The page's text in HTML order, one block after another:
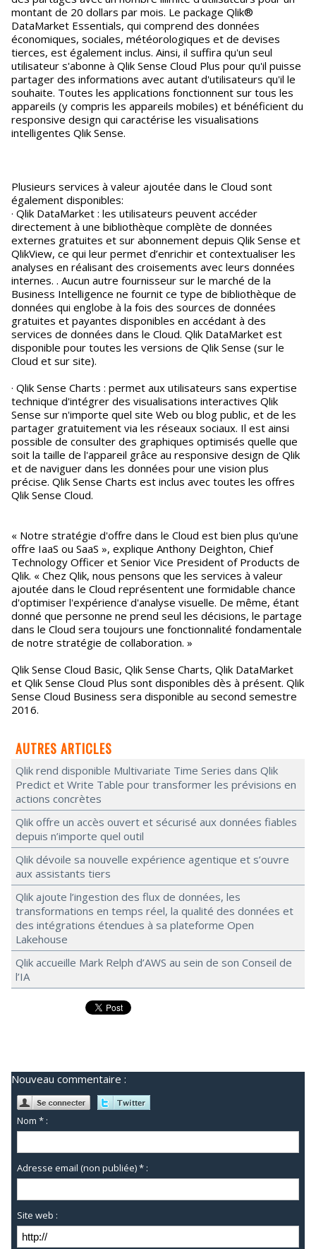
montant de 20 dollars par mois. Le package Qlik®
DataMarket Essentials, qui comprend des données
économiques, sociales, météorologiques et de devises
tierces, est également inclus. Ainsi, il suffira qu'un seul
utilisateur s'abonne à Qlik Sense Cloud Plus pour qu'il puisse
partager des informations avec autant d'utilisateurs qu'il le
souhaite. Toutes les applications fonctionnent sur tous les
appareils (y compris les appareils mobiles) et bénéficient du
responsive design qui caractérise les visualisations
intelligentes Qlik Sense.
Plusieurs services à valeur ajoutée dans le Cloud sont
également disponibles:
· Qlik DataMarket : les utilisateurs peuvent accéder
directement à une bibliothèque complète de données
externes gratuites et sur abonnement depuis Qlik Sense et
QlikView, ce qui leur permet d’enrichir et contextualiser les
analyses en réalisant des croisements avec leurs données
internes. . Aucun autre fournisseur sur le marché de la
Business Intelligence ne fournit ce type de bibliothèque de
données qui englobe à la fois des sources de données
gratuites et payantes disponibles en accédant à des
services de données dans le Cloud. Qlik DataMarket est
disponible pour toutes les versions de Qlik Sense (sur le
Cloud et sur site).
· Qlik Sense Charts : permet aux utilisateurs sans expertise
technique d'intégrer des visualisations interactives Qlik
Sense sur n'importe quel site Web ou blog public, et de les
partager gratuitement via les réseaux sociaux. Il est ainsi
possible de consulter des graphiques optimisés quelle que
soit la taille de l'appareil grâce au responsive design de Qlik
et de naviguer dans les données pour une vision plus
précise. Qlik Sense Charts est inclus avec toutes les offres
Qlik Sense Cloud.
« Notre stratégie d'offre dans le Cloud est bien plus qu'une
offre IaaS ou SaaS », explique Anthony Deighton, Chief
Technology Officer et Senior Vice President of Products de
Qlik. « Chez Qlik, nous pensons que les services à valeur
ajoutée dans le Cloud représentent une formidable chance
d'optimiser l'expérience d'analyse visuelle. De même, étant
donné que personne ne prend seul les décisions, le partage
dans le Cloud sera toujours une fonctionnalité fondamentale
de notre stratégie de collaboration. »
Qlik Sense Cloud Basic, Qlik Sense Charts, Qlik DataMarket
et Qlik Sense Cloud Plus sont disponibles dès à présent. Qlik
Sense Cloud Business sera disponible au second semestre
2016.
AUTRES ARTICLES
Qlik rend disponible Multivariate Time Series dans Qlik
Predict et Write Table pour transformer les prévisions en
actions concrètes
Qlik offre un accès ouvert et sécurisé aux données fiables
depuis n’importe quel outil
Qlik dévoile sa nouvelle expérience agentique et s’ouvre
aux assistants tiers
Qlik ajoute l’ingestion des flux de données, les
transformations en temps réel, la qualité des données et
des intégrations étendues à sa plateforme Open
Lakehouse
Qlik accueille Mark Relph d’AWS au sein de son Conseil de
l’IA
Nouveau commentaire :
Nom * :
Adresse email (non publiée) * :
Site web :